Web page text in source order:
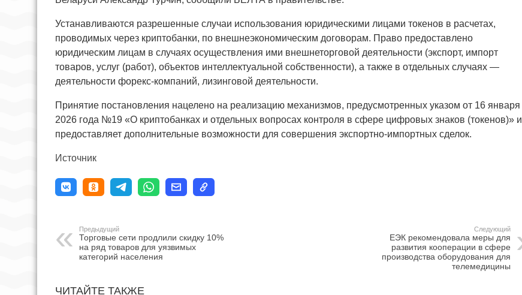
Устанавливаются разрешенные случаи использования юридическими лицами токенов в расчетах,
проводимых через криптобанки, по внешнеэкономическим договорам. Право предоставлено
юридическим лицам в случаях осуществления ими внешнеторговой деятельности (экспорт, импорт
товаров, услуг (работ), объектов интеллектуальной собственности), а также в отдельных случаях —
деятельности форекс-компаний, лизинговой деятельности.
Принятие постановления нацелено на реализацию механизмов, предусмотренных указом от 16 января
2026 года №19 «О криптобанках и отдельных вопросах контроля в сфере цифровых знаков (токенов)» и
предоставляет дополнительные возможности для совершения экспортно-импортных сделок.
Источник
Предыдущий
Торговые сети продлили скидку 10%
на ряд товаров для уязвимых
категорий населения
Следующий
ЕЭК рекомендовала меры для
развития кооперации в сфере
производства оборудования для
телемедицины
ЧИТАЙТЕ ТАКЖЕ